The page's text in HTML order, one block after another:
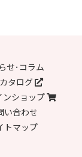
せ･コラム
タログ
ンショップ
い合わせ
トマップ